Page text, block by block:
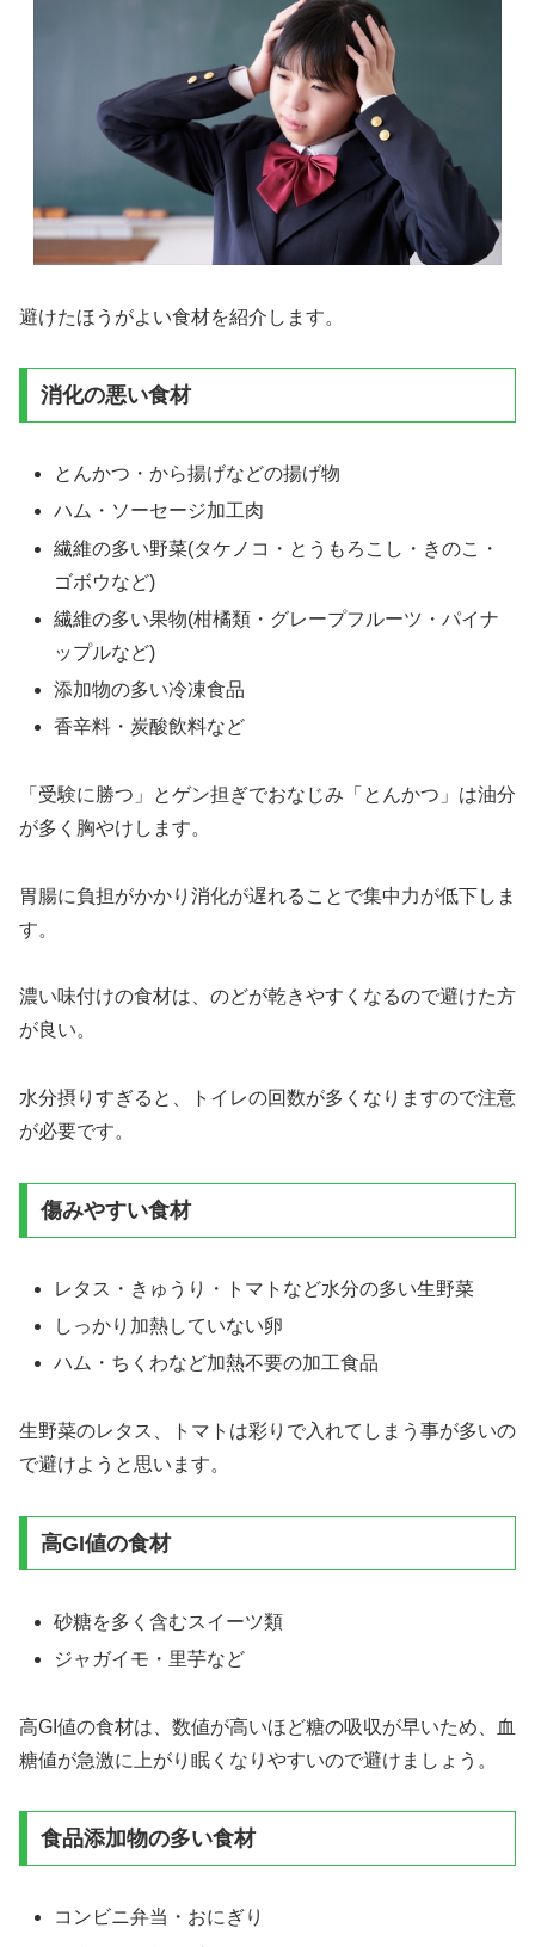
避けたほうがよい食材を紹介します。
消化の悪い食材
とんかつ・から揚げなどの揚げ物
ハム・ソーセージ加工肉
繊維の多い野菜(タケノコ・とうもろこし・きのこ・
ゴボウなど)
繊維の多い果物(柑橘類・グレープフルーツ・パイナ
ップルなど)
添加物の多い冷凍食品
香辛料・炭酸飲料など
「受験に勝つ」とゲン担ぎでおなじみ「とんかつ」は油分
が多く胸やけします。
胃腸に負担がかかり消化が遅れることで集中力が低下しま
す。
濃い味付けの食材は、のどが乾きやすくなるので避けた方
が良い。
水分摂りすぎると、トイレの回数が多くなりますので注意
が必要です。
傷みやすい食材
レタス・きゅうり・トマトなど水分の多い生野菜
しっかり加熱していない卵
ハム・ちくわなど加熱不要の加工食品
生野菜のレタス、トマトは彩りで入れてしまう事が多いの
で避けようと思います。
高GI値の食材
砂糖を多く含むスイーツ類
ジャガイモ・里芋など
高GI値の食材は、数値が高いほど糖の吸収が早いため、血
糖値が急激に上がり眠くなりやすいので避けましょう。
食品添加物の多い食材
コンビニ弁当・おにぎり